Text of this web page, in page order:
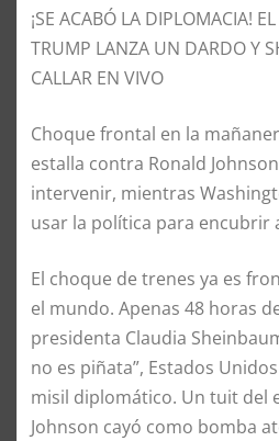
¡SE ACABÓ LA DIPLOMACIA!
TRUMP LANZA UN DARDO Y
CALLAR EN VIVO
Choque frontal en la
estalla contra Ronald
intervenir, mientras
usar la política para encubrir
El choque de trenes ya es
el mundo. Apenas 48 horas
presidenta Claudia
no es piñata”, Estados
misil diplomático. Un tuit del
Johnson cayó como bomba